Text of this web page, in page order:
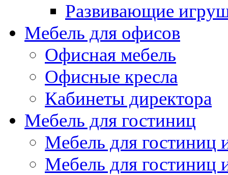
Развивающие
Мебель для офисов
Офисная мебель
Офисные кресла
Кабинеты директора
Мебель для гостиниц
Мебель для
Мебель для гостиниц